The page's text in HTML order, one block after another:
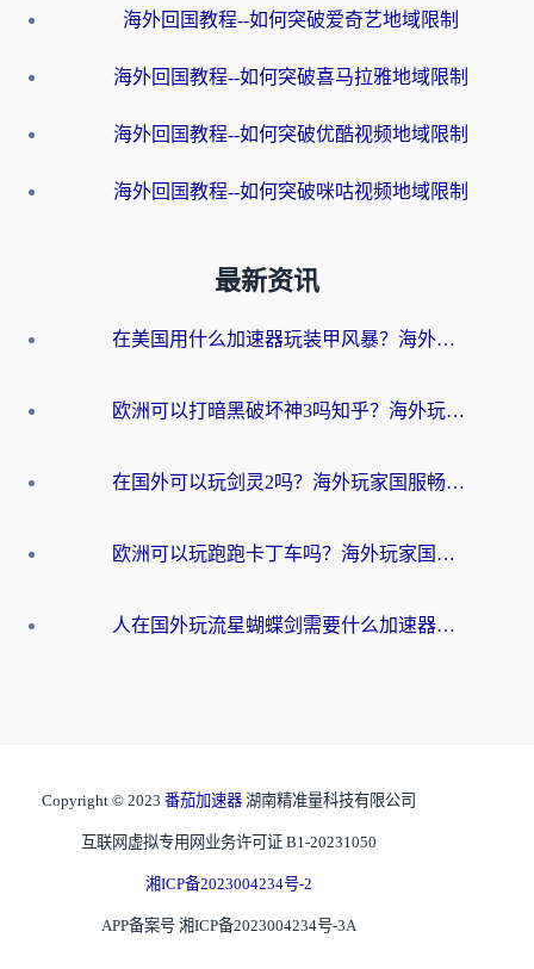
海外回国教程--如何突破爱奇艺地域限制
海外回国教程--如何突破喜马拉雅地域限制
海外回国教程--如何突破优酷视频地域限制
海外回国教程--如何突破咪咕视频地域限制
最新资讯
在美国用什么加速器玩装甲风暴？海外玩家亲测有效的国服游戏加速指南
欧洲可以打暗黑破坏神3吗知乎？海外玩家国服游戏加速终极指南
在国外可以玩剑灵2吗？海外玩家国服畅玩终极指南（附永恒之塔明日方舟加速方案）
欧洲可以玩跑跑卡丁车吗？海外玩家国服游戏畅玩终极指南（附QQ炫舞剑网3解决方案）
人在国外玩流星蝴蝶剑需要什么加速器？老玩家亲测的终极解决方案
Copyright © 2023 番茄加速器 湖南精准量科技有限公司
互联网虚拟专用网业务许可证 B1-20231050
湘ICP备2023004234号-2
APP备案号 湘ICP备2023004234号-3A